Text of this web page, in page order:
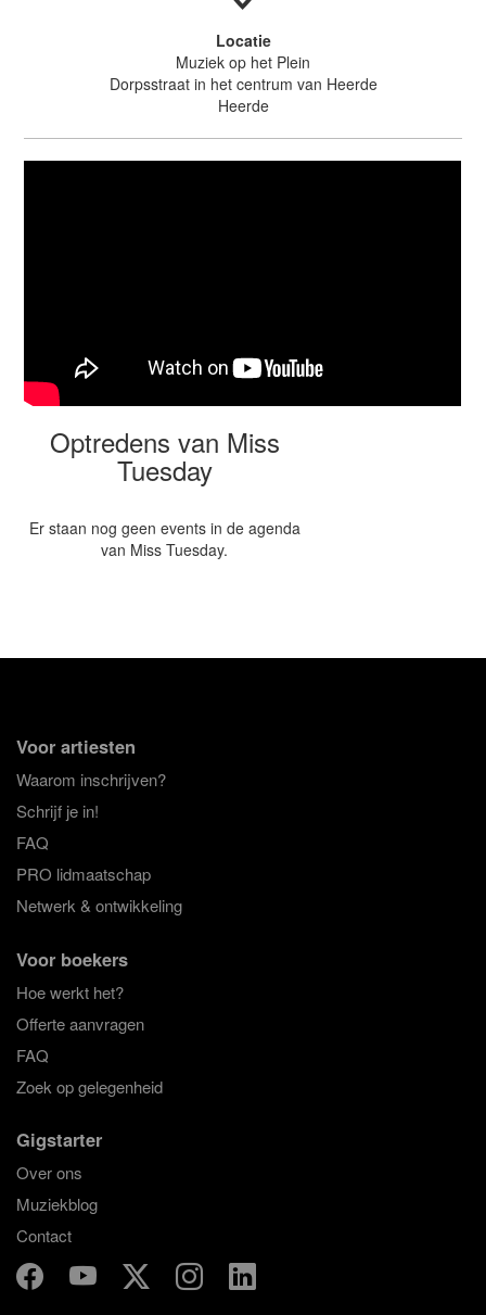
Locatie
Muziek op het Plein
Dorpsstraat in het centrum van Heerde
Heerde
Optredens van Miss
Tuesday
Er staan nog geen events in de agenda
van Miss Tuesday.
Voor artiesten
Waarom inschrijven?
Schrijf je in!
FAQ
PRO lidmaatschap
Netwerk & ontwikkeling
Voor boekers
Hoe werkt het?
Offerte aanvragen
FAQ
Zoek op gelegenheid
Gigstarter
Over ons
Muziekblog
Contact